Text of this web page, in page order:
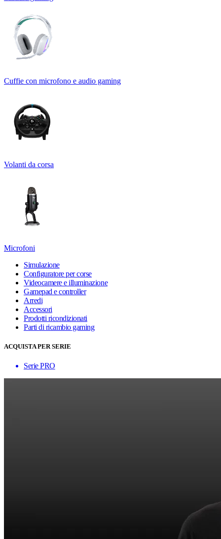
Cuffie con microfono e audio gaming
Volanti da corsa
Microfoni
Simulazione
Configuratore per corse
Videocamere e illuminazione
Gamepad e controller
Arredi
Accessori
Prodotti ricondizionati
Parti di ricambio gaming
ACQUISTA PER SERIE
Serie PRO